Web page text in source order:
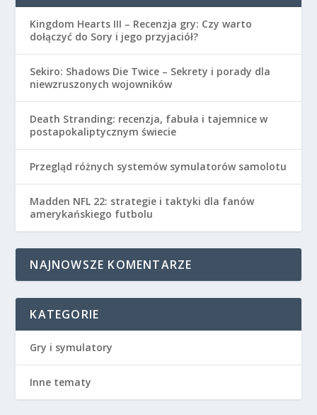
Kingdom Hearts III – Recenzja gry: Czy warto
dołączyć do Sory i jego przyjaciół?
Sekiro: Shadows Die Twice – Sekrety i porady dla
niewzruszonych wojowników
Death Stranding: recenzja, fabuła i tajemnice w
postapokaliptycznym świecie
Przegląd różnych systemów symulatorów samolotu
Madden NFL 22: strategie i taktyki dla fanów
amerykańskiego futbolu
NAJNOWSZE KOMENTARZE
KATEGORIE
Gry i symulatory
Inne tematy